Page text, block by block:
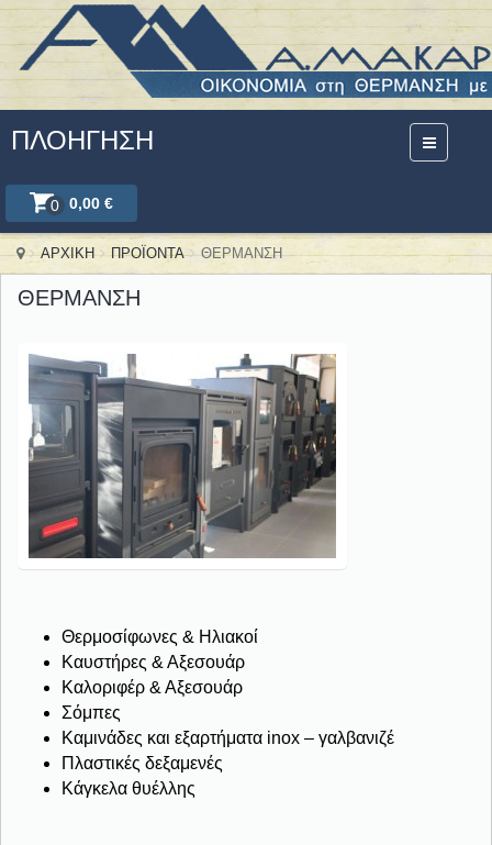
ΠΛΟΉΓΗΣΗ
0 0,00 €
ΑΡΧΙΚΗ ΠΡΟΪΟΝΤΑ ΘΕΡΜΑΝΣΗ
ΘΕΡΜΑΝΣΗ
Θερμοσίφωνες & Ηλιακοί
Καυστήρες & Αξεσουάρ
Καλοριφέρ & Αξεσουάρ
Σόμπες
Καμινάδες και εξαρτήματα inox – γαλβανιζέ
Πλαστικές δεξαμενές
Κάγκελα θυέλλης